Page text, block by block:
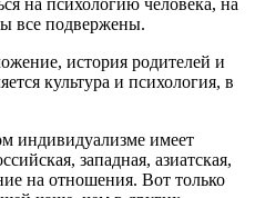
на психологию человека, на
все подвержены.
история родителей и
культура и психология, в
индивидуализме имеет
западная, азиатская,
на отношения. Вот только